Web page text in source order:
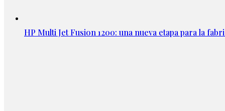
HP Multi Jet Fusion 1200: una nueva etapa para la